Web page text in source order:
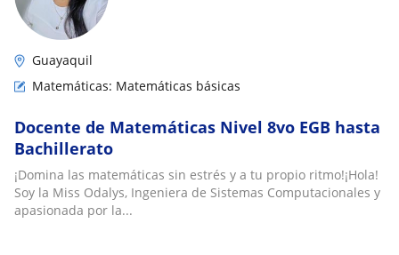
Guayaquil
Matemáticas: Matemáticas básicas
Docente de Matemáticas Nivel 8vo EGB hasta
Bachillerato
¡Domina las matemáticas sin estrés y a tu propio ritmo!¡Hola!
Soy la Miss Odalys, Ingeniera de Sistemas Computacionales y
apasionada por la...